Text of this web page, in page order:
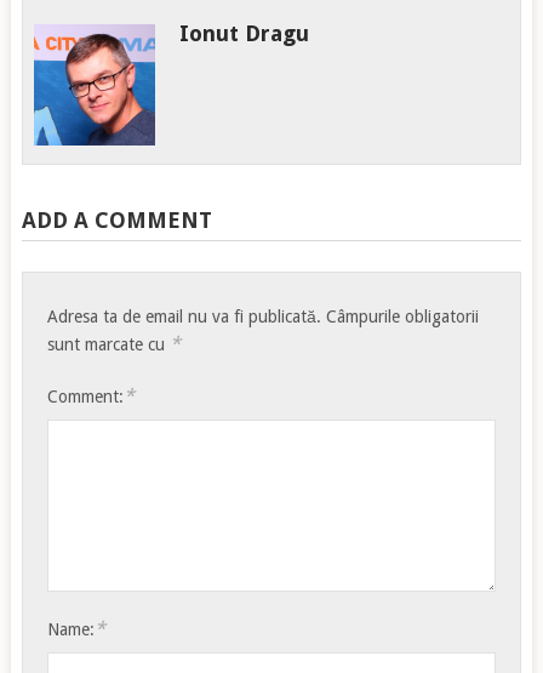
Ionut Dragu
ADD A COMMENT
Adresa ta de email nu va fi publicată. Câmpurile obligatorii
sunt marcate cu *
Comment: *
Name: *